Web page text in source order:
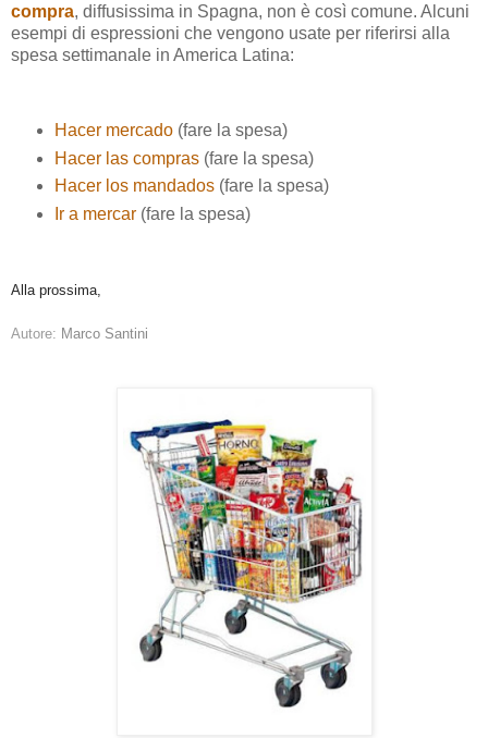
compra, diffusissima in Spagna, non è così comune. Alcuni
esempi di espressioni che vengono usate per riferirsi alla
spesa settimanale in America Latina:
Hacer mercado (fare la spesa)
Hacer las compras (fare la spesa)
Hacer los mandados (fare la spesa)
Ir a mercar (fare la spesa)
Alla prossima,
Autore: Marco Santini